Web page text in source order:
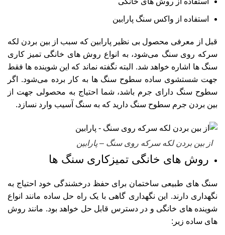
استفاده از واکس سنگ پارابین
قبل از معرفی محصول بی نظیر پارابین که سبب از بین بردن لکه
سرکه روی سنگ می‌شود، به انواع روش های خانگی تمیز کاری
سنگ ها اشاره خواهد شد. البته نگفته نماند که این شوینده ها فقط
جهت شستشوی ساده سطوح سنگ ها به کار برده می‌شود. اگر
سطوح سنگ دارای جرم باشد، شما احتیاج به محصولی جهت از
بین بردن جرم سطوح سنگ دارید که به سنگ آسیب وارد نسازد.
از بین بردن لکه سرکه روی سنگ – پارابین
روش های خانگی تمیزکاری سنگ ها
سنگ های طبیعی ساختمان برای حفظ درخشندگی خود احتیاج به
نگهداری دارند. این نگهداری گاهی با یک راه حل ساده مانند انواع
شوینده های خانگی و در دسترس قابل حل خواهد بود. مانند روش
های ساده زیر: